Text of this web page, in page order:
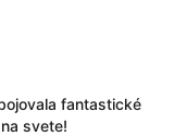
fantastické
svete!